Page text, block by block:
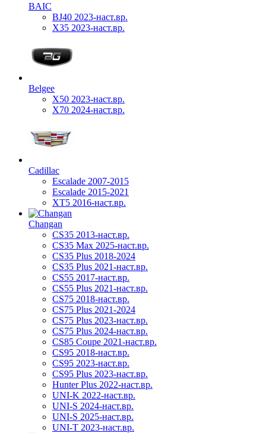
BAIC
BJ40 2023-наст.вр.
X35 2023-наст.вр.
Belgee
X50 2023-наст.вр.
X70 2024-наст.вр.
Cadillac
Escalade 2007-2015
Escalade 2015-2021
XT5 2016-наст.вр.
Changan
CS35 2013-наст.вр.
CS35 Max 2025-наст.вр.
CS35 Plus 2018-2024
CS35 Plus 2021-наст.вр.
CS55 2017-наст.вр.
CS55 Plus 2021-наст.вр.
CS75 2018-наст.вр.
CS75 Plus 2021-2024
CS75 Plus 2023-наст.вр.
CS75 Plus 2024-наст.вр.
CS85 Coupe 2021-наст.вр.
CS95 2018-наст.вр.
CS95 2023-наст.вр.
CS95 Plus 2023-наст.вр.
Hunter Plus 2022-наст.вр.
UNI-K 2022-наст.вр.
UNI-S 2024-наст.вр.
UNI-S 2025-наст.вр.
UNI-T 2023-наст.вр.